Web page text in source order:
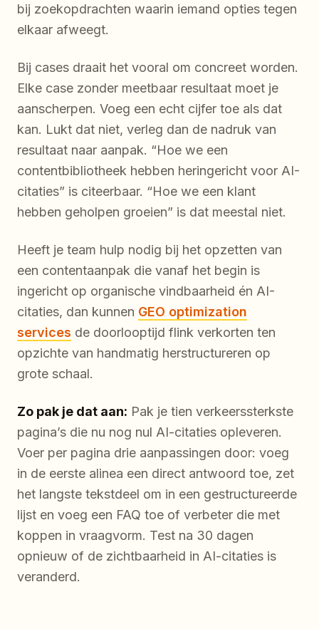
bij zoekopdrachten waarin iemand opties tegen
elkaar afweegt.
Bij cases draait het vooral om concreet worden.
Elke case zonder meetbaar resultaat moet je
aanscherpen. Voeg een echt cijfer toe als dat
kan. Lukt dat niet, verleg dan de nadruk van
resultaat naar aanpak. “Hoe we een
contentbibliotheek hebben heringericht voor AI-
citaties” is citeerbaar. “Hoe we een klant
hebben geholpen groeien” is dat meestal niet.
Heeft je team hulp nodig bij het opzetten van
een contentaanpak die vanaf het begin is
ingericht op organische vindbaarheid én AI-
citaties, dan kunnen GEO optimization
services de doorlooptijd flink verkorten ten
opzichte van handmatig herstructureren op
grote schaal.
Zo pak je dat aan: Pak je tien verkeerssterkste
pagina’s die nu nog nul AI-citaties opleveren.
Voer per pagina drie aanpassingen door: voeg
in de eerste alinea een direct antwoord toe, zet
het langste tekstdeel om in een gestructureerde
lijst en voeg een FAQ toe of verbeter die met
koppen in vraagvorm. Test na 30 dagen
opnieuw of de zichtbaarheid in AI-citaties is
veranderd.